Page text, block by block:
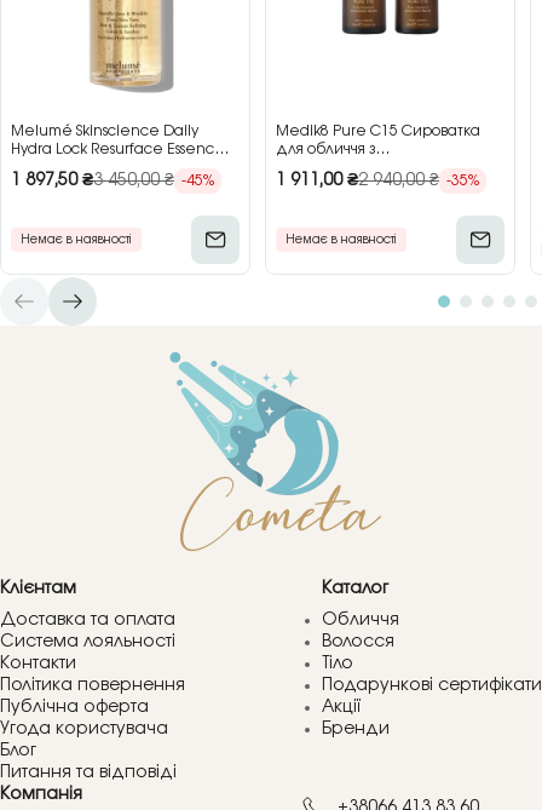
Melumé Skinscience Daily
Hydra Lock Resurface Essence
обличчя з кислотами, 150 мл
1 897,50₴3 450,00₴ -45%
Немає в наявності
Medik8 Pure C15 Сироватка
для обличчя з
2×15 мл
1 911,00₴2 940,00₴ -35%
Немає в наявності
Клієнтам
Доставка та оплата
Система лояльності
Контакти
Політика повернення
Публічна оферта
Угода користувача
Блог
Питання та відповіді
Каталог
Обличчя
Волосся
Тіло
Подарункові сертифікати
Акції
Бренди
Компанія